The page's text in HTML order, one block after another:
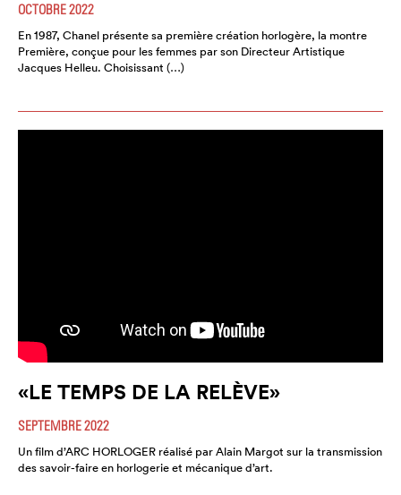
OCTOBRE 2022
En 1987, Chanel présente sa première création horlogère, la montre
Première, conçue pour les femmes par son Directeur Artistique
Jacques Helleu. Choisissant (…)
«LE TEMPS DE LA RELÈVE»
SEPTEMBRE 2022
Un film d’ARC HORLOGER réalisé par Alain Margot sur la transmission
des savoir-faire en horlogerie et mécanique d’art.